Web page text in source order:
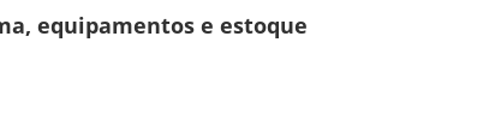
equipamentos e estoque